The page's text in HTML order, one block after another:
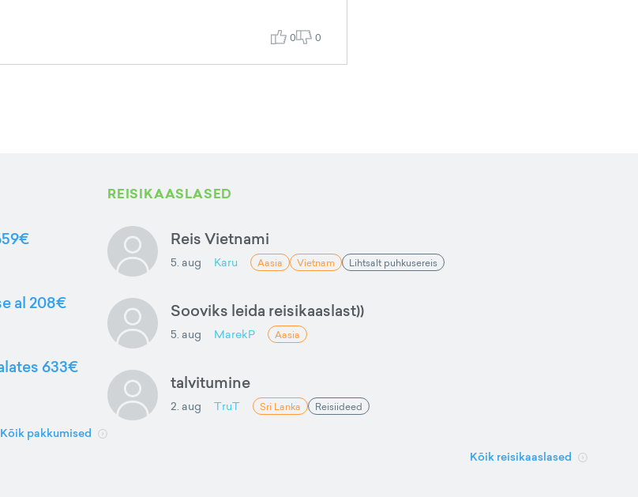
0 0
al 208€
633€
Kõik pakkumised
REISIKAASLASED
Reis Vietnami
5. aug Karu Aasia Vietnam Lihtsalt puhkusereis
Sooviks leida reisikaaslast))
5. aug MarekP Aasia
talvitumine
2. aug TruT Sri Lanka Reisiideed
Kõik reisikaaslased